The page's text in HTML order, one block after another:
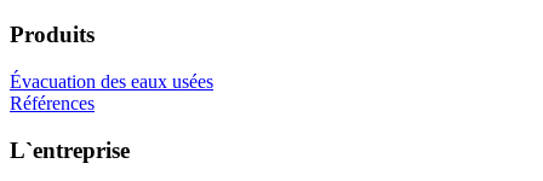
Produits
Évacuation des eaux usées
Références
L`entreprise